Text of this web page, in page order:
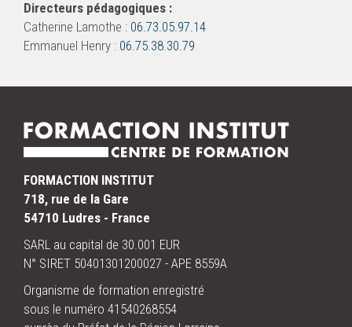
Directeurs pédagogiques :
Catherine Lamothe : 06.73.05.97.14
Emmanuel Henry : 06.75.38.30.79
FORMACTION INSTITUT
718, rue de la Gare
54710 Ludres - France
SARL au capital de 30.001 EUR
N° SIRET 50401301200027 - APE 8559A
Organisme de formation enregistré
sous le numéro 41540268554